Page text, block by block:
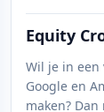
Equity
Wil je in
Google en
maken? Dan moet je leren wat equity crowdfunding is en